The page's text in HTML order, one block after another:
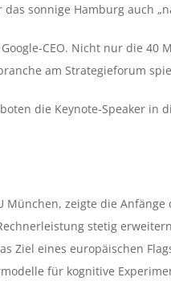
sonnige Hamburg auch
CEO. Nicht nur die
am Strategieforum
die Keynote-Speaker in
zeigte die
stetig
Ziel eines europäischen
für kognitive